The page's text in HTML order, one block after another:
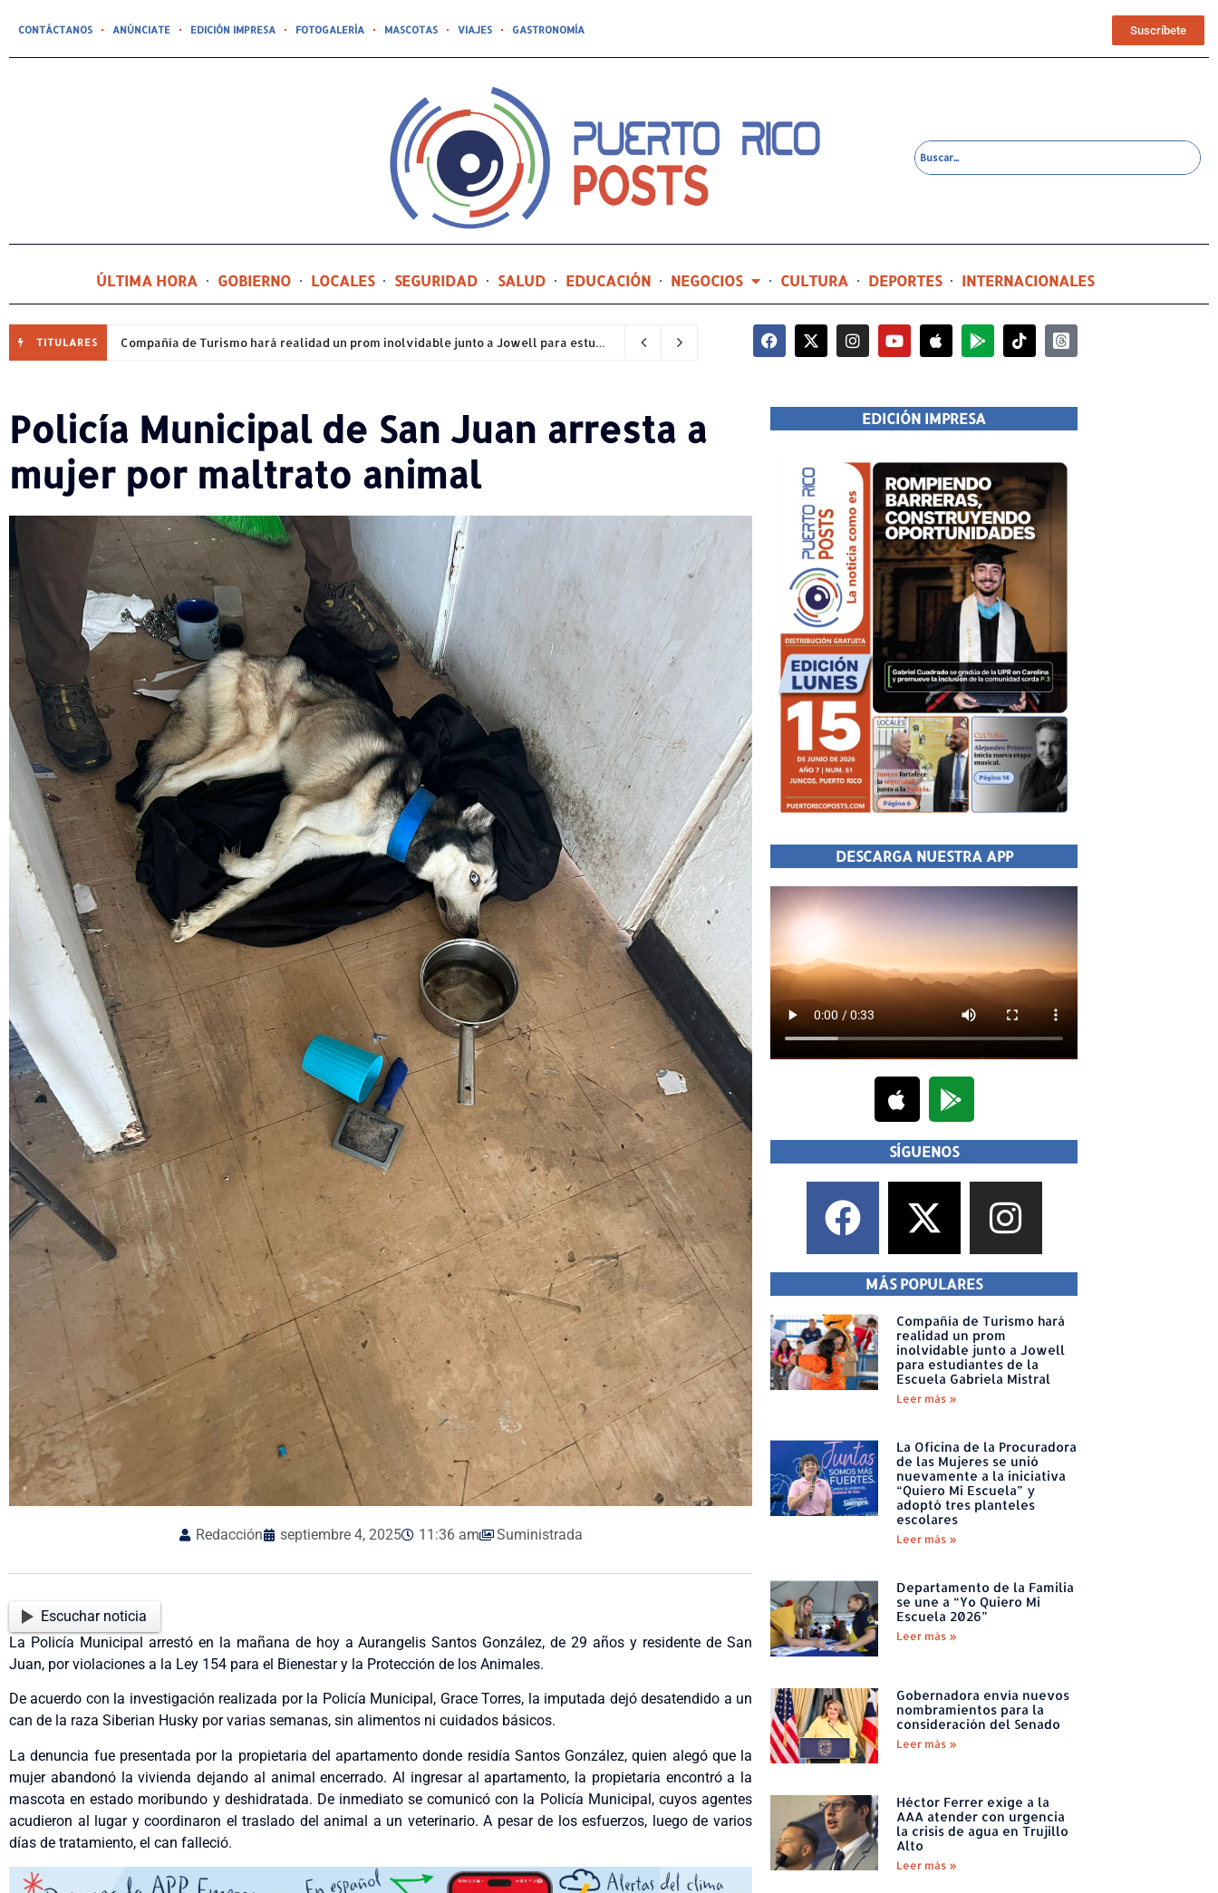
CONTÁCTANOS ANÚNCIATE EDICIÓN IMPRESA FOTOGALERÍA MASCOTAS VIAJES GASTRONOMÍA Suscríbete
ÚLTIMA HORA GOBIERNO LOCALES SEGURIDAD SALUD EDUCACIÓN NEGOCIOS CULTURA DEPORTES INTERNACIONALES
TITULARES Compañía de Turismo hará realidad un prom inolvidable junto a Jowell para estudiantes de la Escuela Gabriela Mistral 5 horas ago
Policía Municipal de San Juan arresta a
mujer por maltrato animal
Redacción septiembre 4, 2025 11:36 am Suministrada
Escuchar noticia
La Policía Municipal arrestó en la mañana de hoy a Aurangelis Santos González, de 29 años y residente de San
Juan, por violaciones a la Ley 154 para el Bienestar y la Protección de los Animales.
De acuerdo con la investigación realizada por la Policía Municipal, Grace Torres, la imputada dejó desatendido a un
can de la raza Siberian Husky por varias semanas, sin alimentos ni cuidados básicos.
La denuncia fue presentada por la propietaria del apartamento donde residía Santos González, quien alegó que la
mujer abandonó la vivienda dejando al animal encerrado. Al ingresar al apartamento, la propietaria encontró a la
mascota en estado moribundo y deshidratada. De inmediato se comunicó con la Policía Municipal, cuyos agentes
acudieron al lugar y coordinaron el traslado del animal a un veterinario. A pesar de los esfuerzos, luego de varios
días de tratamiento, el can falleció.
EDICIÓN IMPRESA
DESCARGA NUESTRA APP
SÍGUENOS
MÁS POPULARES
Compañía de Turismo hará
realidad un prom
inolvidable junto a Jowell
para estudiantes de la
Escuela Gabriela Mistral
Leer más »
La Oficina de la Procuradora
de las Mujeres se unió
nuevamente a la iniciativa
“Quiero Mi Escuela” y
adoptó tres planteles
escolares
Leer más »
Departamento de la Familia
se une a “Yo Quiero Mi
Escuela 2026”
Leer más »
Gobernadora envía nuevos
nombramientos para la
consideración del Senado
Leer más »
Héctor Ferrer exige a la
AAA atender con urgencia
la crisis de agua en Trujillo
Alto
Leer más »